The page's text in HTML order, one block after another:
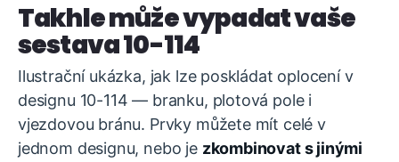
Takhle může vypadat vaše
sestava 10-114
Ilustrační ukázka, jak lze poskládat oplocení v
designu 10-114 — branku, plotová pole i
vjezdovou bránu. Prvky můžete mít celé v
jednom designu, nebo je zkombinovat s jinými